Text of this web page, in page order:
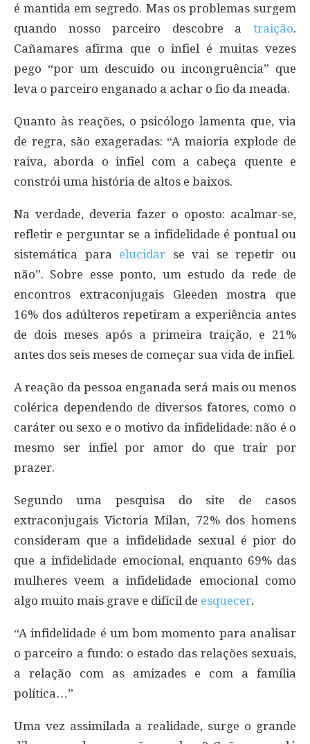
é mantida em segredo. Mas os problemas surgem
quando nosso parceiro descobre a traição.
Cañamares afirma que o infiel é muitas vezes
pego “por um descuido ou incongruência” que
leva o parceiro enganado a achar o fio da meada.
Quanto às reações, o psicólogo lamenta que, via
de regra, são exageradas: “A maioria explode de
raiva, aborda o infiel com a cabeça quente e
constrói uma história de altos e baixos.
Na verdade, deveria fazer o oposto: acalmar-se,
refletir e perguntar se a infidelidade é pontual ou
sistemática para elucidar se vai se repetir ou
não”. Sobre esse ponto, um estudo da rede de
encontros extraconjugais Gleeden mostra que
16% dos adúlteros repetiram a experiência antes
de dois meses após a primeira traição, e 21%
antes dos seis meses de começar sua vida de infiel.
A reação da pessoa enganada será mais ou menos
colérica dependendo de diversos fatores, como o
caráter ou sexo e o motivo da infidelidade: não é o
mesmo ser infiel por amor do que trair por
prazer.
Segundo uma pesquisa do site de casos
extraconjugais Victoria Milan, 72% dos homens
consideram que a infidelidade sexual é pior do
que a infidelidade emocional, enquanto 69% das
mulheres veem a infidelidade emocional como
algo muito mais grave e difícil de esquecer.
“A infidelidade é um bom momento para analisar
o parceiro a fundo: o estado das relações sexuais,
a relação com as amizades e com a família
política…”
Uma vez assimilada a realidade, surge o grande